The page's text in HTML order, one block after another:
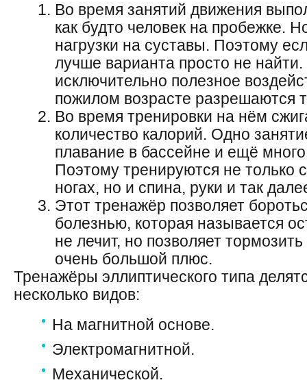
Во время занятий движения
как будто человек на пробежке.
нагрузки на суставы. Поэтому
лучше варианта просто не
исключительно полезное
пожилом возрасте разрешаются
Во время тренировки на нём
количество калорий. Одно
плавание в бассейне и ещё
Поэтому тренируются не
ногах, но и спина, руки и так
Этот тренажёр позволяет
болезнью, которая называется
не лечит, но позволяет
очень большой плюс.
Тренажёры эллиптического типа
несколько видов:
На магнитной основе.
Электромагнитной.
Механической.